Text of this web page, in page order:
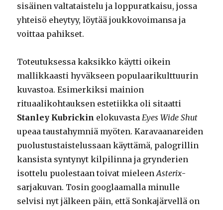
sisäinen valtataistelu ja loppuratkaisu, jossa
yhteisö eheytyy, löytää joukkovoimansa ja
voittaa pahikset.
Toteutuksessa kaksikko käytti oikein
mallikkaasti hyväkseen populaarikulttuurin
kuvastoa. Esimerkiksi mainion
rituaalikohtauksen estetiikka oli sitaatti
Stanley Kubrickin elokuvasta Eyes Wide Shut
upeaa taustahymniä myöten. Karavaanareiden
puolustustaistelussaan käyttämä, palogrillin
kansista syntynyt kilpilinna ja grynderien
isottelu puolestaan toivat mieleenAsterix-
sarjakuvan. Tosin googlaamalla minulle
selvisi nyt jälkeen päin, että Sonkajärvellä on